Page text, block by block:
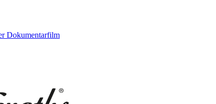
Dokumentarfilm